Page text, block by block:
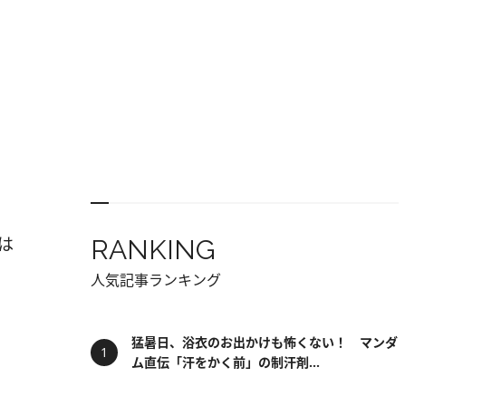
RANKING
人気記事ランキング
猛暑日、浴衣のお出かけも怖くない！ マンダ
ム直伝「汗をかく前」の制汗剤...